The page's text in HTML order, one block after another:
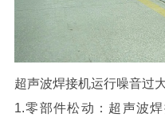
超声波焊接机运行噪音过
1.零部件松动：超声波